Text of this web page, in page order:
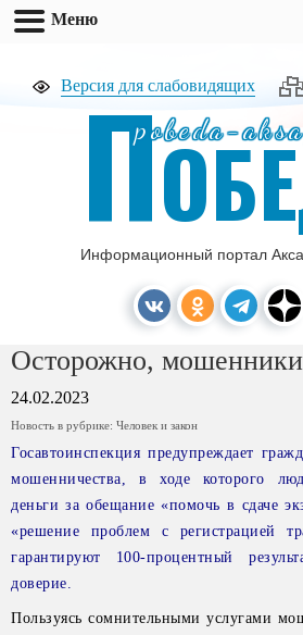
Версия для слабовидящих
pobeda-
П
Информационный портал
Осторожно,
24.02.2023
Новость в рубрике: Человек и закон
Госавтоинспекция предупреждает
мошенничества, в ходе которого
деньги за обещание «помочь в сдаче
«решение проблем с регистрацией
гарантируют 100-процентный
доверие.
Пользуясь сомнительными услугами
Меню